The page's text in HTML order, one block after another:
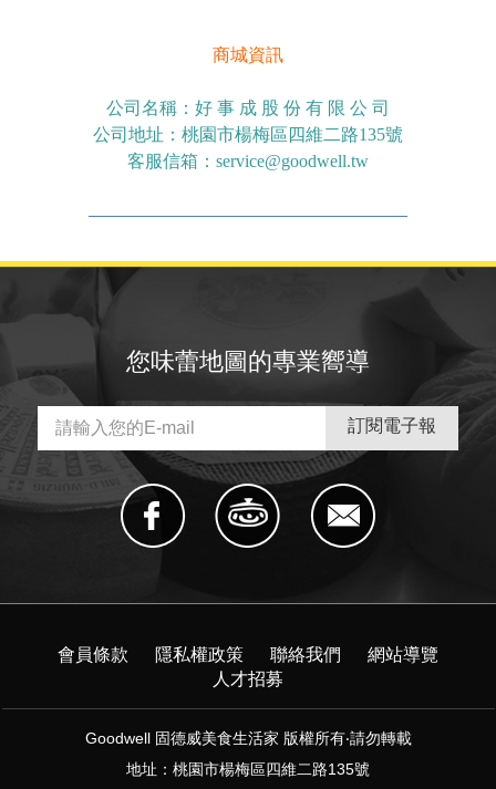
商城資訊
公司名稱：好 事 成 股 份 有 限 公 司
公司地址：桃園市楊梅區四維二路135號
客服信箱： service@goodwell.tw
您味蕾地圖的專業嚮導
會員條款 隱私權政策 聯絡我們
網站導覽
人才招募
Goodwell 固德威美食生活家 版權所有‧請勿轉載
地址：桃園市楊梅區四維二路135號